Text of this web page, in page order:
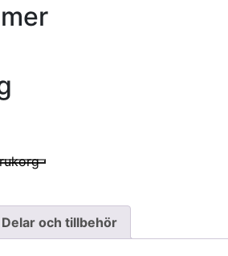
Delar och tillbehör